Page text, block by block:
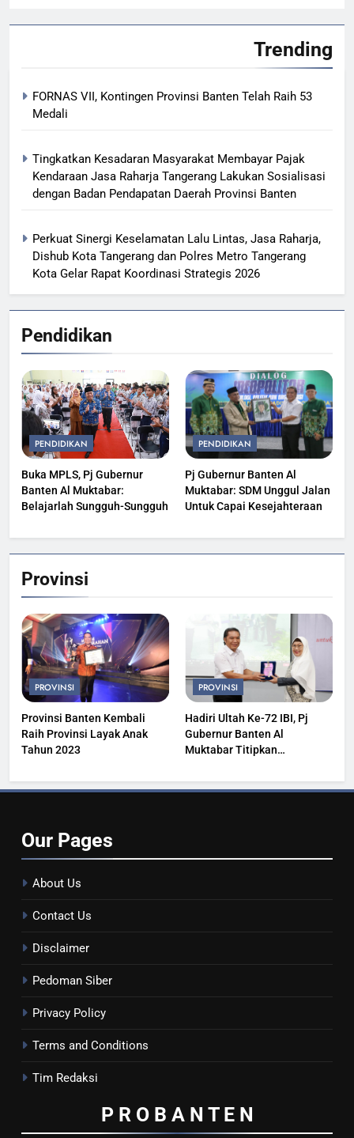
Trending
FORNAS VII, Kontingen Provinsi Banten Telah Raih 53
Medali
Tingkatkan Kesadaran Masyarakat Membayar Pajak
Kendaraan Jasa Raharja Tangerang Lakukan Sosialisasi
dengan Badan Pendapatan Daerah Provinsi Banten
Perkuat Sinergi Keselamatan Lalu Lintas, Jasa Raharja,
Dishub Kota Tangerang dan Polres Metro Tangerang
Kota Gelar Rapat Koordinasi Strategis 2026
Pendidikan
PENDIDIKAN
Buka MPLS, Pj Gubernur
Banten Al Muktabar:
Belajarlah Sungguh-Sungguh
PENDIDIKAN
Pj Gubernur Banten Al
Muktabar: SDM Unggul Jalan
Untuk Capai Kesejahteraan
Provinsi
PROVINSI
Provinsi Banten Kembali
Raih Provinsi Layak Anak
Tahun 2023
PROVINSI
Hadiri Ultah Ke-72 IBI, Pj
Gubernur Banten Al
Muktabar Titipkan
Our Pages
About Us
Contact Us
Disclaimer
Pedoman Siber
Privacy Policy
Terms and Conditions
Tim Redaksi
P R O B A N T E N